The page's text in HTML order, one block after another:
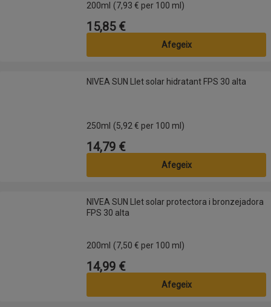
200ml (7,93 € per 100 ml)
Preu
15,85 €
Afegeix
NIVEA SUN Llet solar hidratant FPS 30 altaNIVEA SUN Llet solar hidratant FPS 30 alta
250ml (5,92 € per 100 ml)
Preu
14,79 €
Afegeix
NIVEA SUN Llet solar protectora i bronzejadora FPS 30 alta
NIVEA SUN Llet solar protectora i bronzejadora
FPS 30 alta
200ml (7,50 € per 100 ml)
Preu
14,99 €
Afegeix